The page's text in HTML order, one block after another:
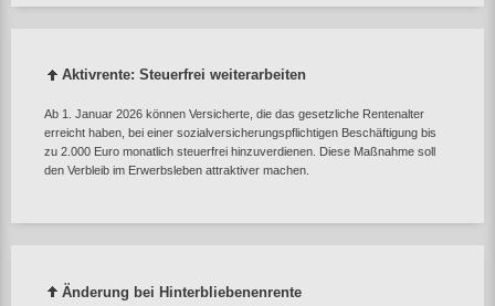
Aktivrente: Steuerfrei weiterarbeiten
Ab 1. Januar 2026 können Versicherte, die das gesetzliche Rentenalter
erreicht haben, bei einer sozialversicherungspflichtigen Beschäftigung bis
zu 2.000 Euro monatlich steuerfrei hinzuverdienen. Diese Maßnahme soll
den Verbleib im Erwerbsleben attraktiver machen.
Änderung bei Hinterbliebenenrente